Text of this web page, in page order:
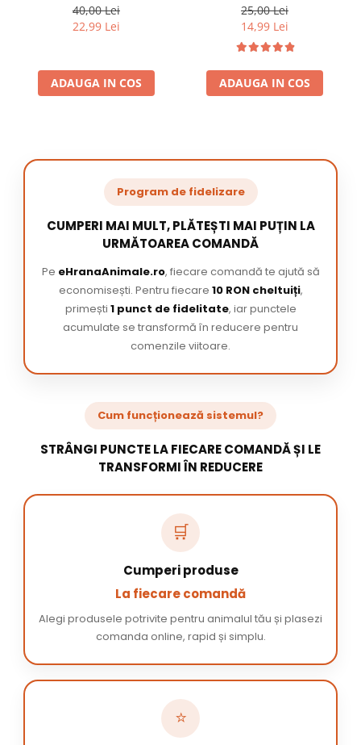
220 ml
40,00 Lei
22,99 Lei
ADAUGA IN COS
/ pachet
25,00 Lei
14,99 Lei
ADAUGA IN COS
Program de fidelizare
CUMPERI MAI MULT, PLĂTEȘTI MAI PUȚIN LA
URMĂTOAREA COMANDĂ
Pe eHranaAnimale.ro, fiecare comandă te ajută să
economisești. Pentru fiecare 10 RON cheltuiți,
primești 1 punct de fidelitate, iar punctele
acumulate se transformă în reducere pentru
comenzile viitoare.
Cum funcționează sistemul?
STRÂNGI PUNCTE LA FIECARE COMANDĂ ȘI LE
TRANSFORMI ÎN REDUCERE
🛒
Cumperi produse
La fiecare comandă
Alegi produsele potrivite pentru animalul tău și plasezi
comanda online, rapid și simplu.
⭐